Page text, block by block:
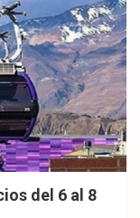
del 6 al 8